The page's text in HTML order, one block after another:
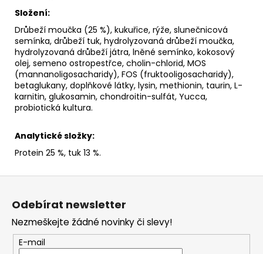
Složení:
Drůbeží moučka (25 %), kukuřice, rýže, slunečnicová
semínka, drůbeží tuk, hydrolyzovaná drůbeží moučka,
hydrolyzovaná drůbeží játra, lněné semínko, kokosový
olej, semeno ostropestřce, cholin-chlorid, MOS
(mannanoligosacharidy), FOS (fruktooligosacharidy),
betaglukany, doplňkové látky, lysin, methionin, taurin, L-
karnitin, glukosamin, chondroitin-sulfát, Yucca,
probiotická kultura.
Analytické složky:
Protein 25 %, tuk 13 %.
Z
Odebírat newsletter
Nezmeškejte žádné novinky či slevy!
E-mail